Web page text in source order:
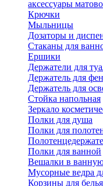
аксессуары
Крючки
Мыльницы
Дозаторы и
Стаканы для
Ершики
Держатели для
Держатель для
Держатель для
Стойка напольная
Зеркало
Полки для душа
Полки для
Полки для ванной
Вешалки в
Мусорные ведра
Корзины для белья